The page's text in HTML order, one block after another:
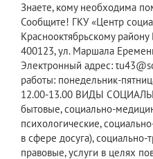
Знаете, кому необходима
Сообщите! ГКУ «Центр
Краснооктябрьскому району
400123, ул. Маршала
Электронный адрес:
работы: понедельник-
12.00-13.00 ВИДЫ
бытовые, социально-
психологические,
в сфере досуга), социально-
правовые, услуги в целях